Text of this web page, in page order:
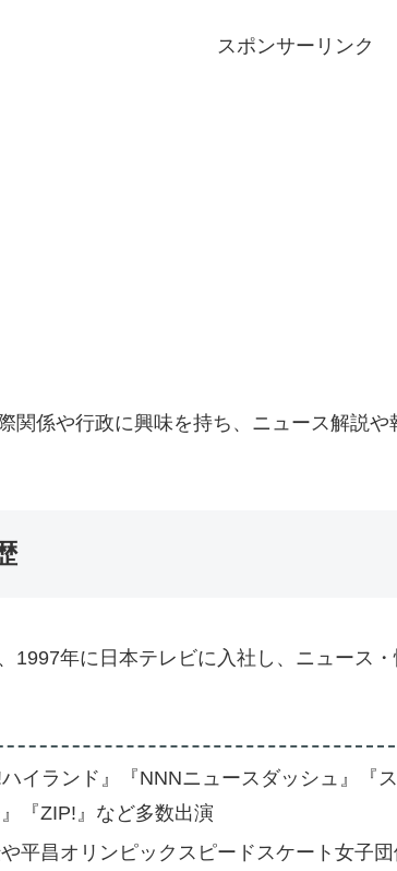
スポンサーリンク
関係や行政に興味を持ち、ニュース解説
1997年に日本テレビに入社し、ニュース
ハイランド』『NNNニュースダッシュ』『
『ZIP!』など多数出演
平昌オリンピックスピードスケート女子